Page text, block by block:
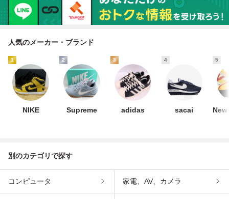
人気のメーカー・ブランド
1
NIKE
2
Supreme
3
adidas
4
sacai
5
別のカテゴリで探す
コンピュータ 家電、AV、カメラ